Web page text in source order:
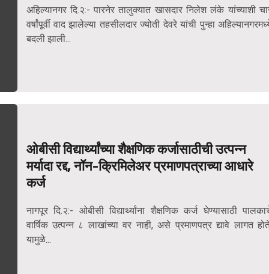
अहिल्यानगर दि.२:- पारनेर तालुक्यात खासदार निलेश लंके यांच्याशी
वर्षांपूर्वी वाद झालेल्या तहसीलदार ज्योती देवरे यांची पुन्हा
बदली झाली...
ओबीसी विद्यार्थ्यांच्या शैक्षणिक कर्जासाठीची उत्पन्न
मर्यादा रद्द, नॉन-क्रिमिलेअर प्रमाणपत्राच्या आधारे
कर्ज
नागपूर दि.२:- ओबीसी विद्यार्थ्यांना शैक्षणिक कर्ज घेण्यासाठी
वार्षिक उत्पन्न ८ लाखांच्या वर नाही, असे प्रमाणपत्र द्यावे लागत
यामुळे...